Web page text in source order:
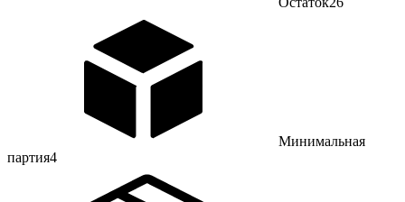
Минимальная
партия4